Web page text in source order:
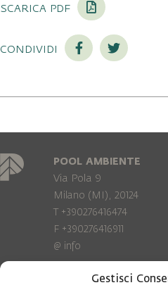
Gestisci
scarica pdf
condividi
POOL AMBIENTE
Via Pola 9
Milano (MI), 20124
T +390276416474
F +390276416911
@ info
Privacy Policy